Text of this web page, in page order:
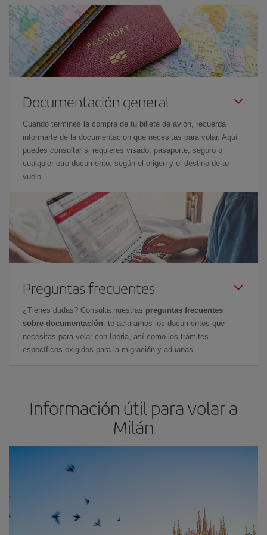
Documentación general
Cuando termines la compra de tu billete de avión, recuerda
informarte de la documentación que necesitas para volar. Aquí
puedes consultar si requieres visado, pasaporte, seguro o
cualquier otro documento, según el origen y el destino de tu
vuelo.
Preguntas frecuentes
¿Tienes dudas? Consulta nuestras preguntas frecuentes
sobre documentación: te aclaramos los documentos que
necesitas para volar con Iberia, así como los trámites
específicos exigidos para la migración y aduanas.
Información útil para volar a
Milán